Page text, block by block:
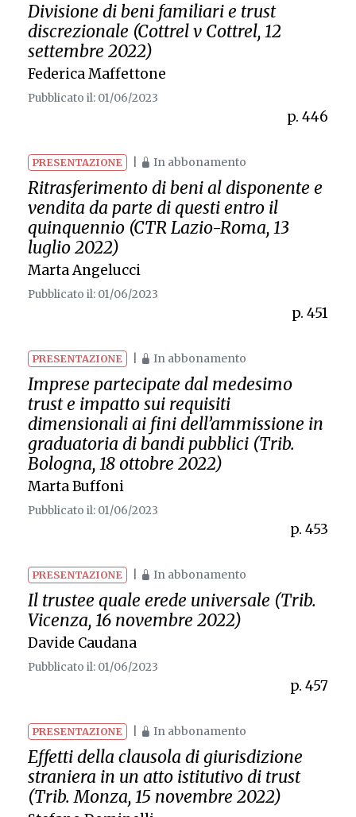
Divisione di beni familiari e trust
discrezionale (Cottrelv Cottrel, 12
settembre 2022)
Federica Maffettone
Pubblicato il: 01/06/2023
p. 446
PRESENTAZIONE In abbonamento
Ritrasferimento di beni al disponente e
vendita da parte di questi entro il
quinquennio (CTR Lazio-Roma, 13
luglio 2022)
Marta Angelucci
Pubblicato il: 01/06/2023
p. 451
PRESENTAZIONE In abbonamento
Imprese partecipate dal medesimo
trust e impatto sui requisiti
dimensionali ai fini dell’ammissione in
graduatoria di bandi pubblici (Trib.
Bologna, 18 ottobre 2022)
Marta Buffoni
Pubblicato il: 01/06/2023
p. 453
PRESENTAZIONE In abbonamento
Il trustee quale erede universale (Trib.
Vicenza, 16 novembre 2022)
Davide Caudana
Pubblicato il: 01/06/2023
p. 457
PRESENTAZIONE In abbonamento
Effetti della clausola di giurisdizione
straniera in un atto istitutivo di trust
(Trib. Monza, 15 novembre 2022)